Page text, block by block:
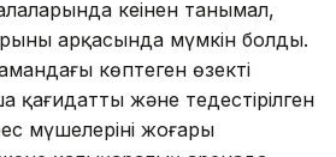
кеңінен танымал,
арқасында мүмкін болды.
замандағы көптеген өзекті
қағидатты және теңдестірілген
мүшелерінің жоғары